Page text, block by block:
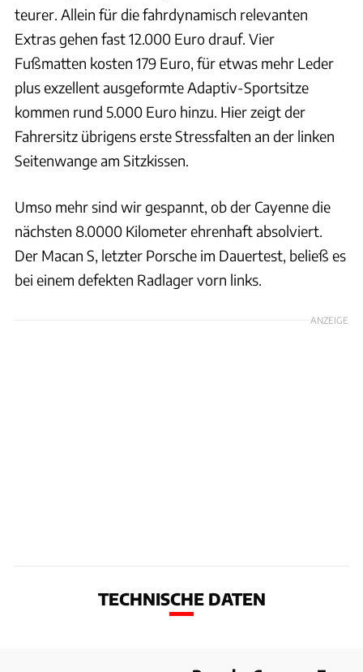
teurer. Allein für die fahrdynamisch relevanten
Extras gehen fast 12.000 Euro drauf. Vier
Fußmatten kosten 179 Euro, für etwas mehr Leder
plus exzellent ausgeformte Adaptiv-Sportsitze
kommen rund 5.000 Euro hinzu. Hier zeigt der
Fahrersitz übrigens erste Stressfalten an der linken
Seitenwange am Sitzkissen.
Umso mehr sind wir gespannt, ob der Cayenne die
nächsten 8.0000 Kilometer ehrenhaft absolviert.
Der Macan S, letzter Porsche im Dauertest, beließ es
bei einem defekten Radlager vorn links.
ANZEIGE
TECHNISCHE DATEN